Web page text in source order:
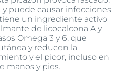
puede causar infecciones
un ingrediente activo
de licocalcona A y
Omega 3 y 6, que
y reducen la
y el picor, incluso en
manos y pies.